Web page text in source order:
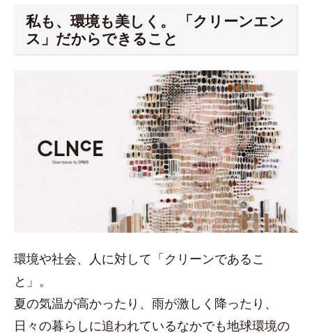
私も、環境も美しく。 「クリーンエン
ス」だからできること
環境や社会、人に対して「クリーンであるこ
と」。
夏の気温が高かったり、雨が激しく降ったり、
日々の暮らしに追われているなかでも地球環境の